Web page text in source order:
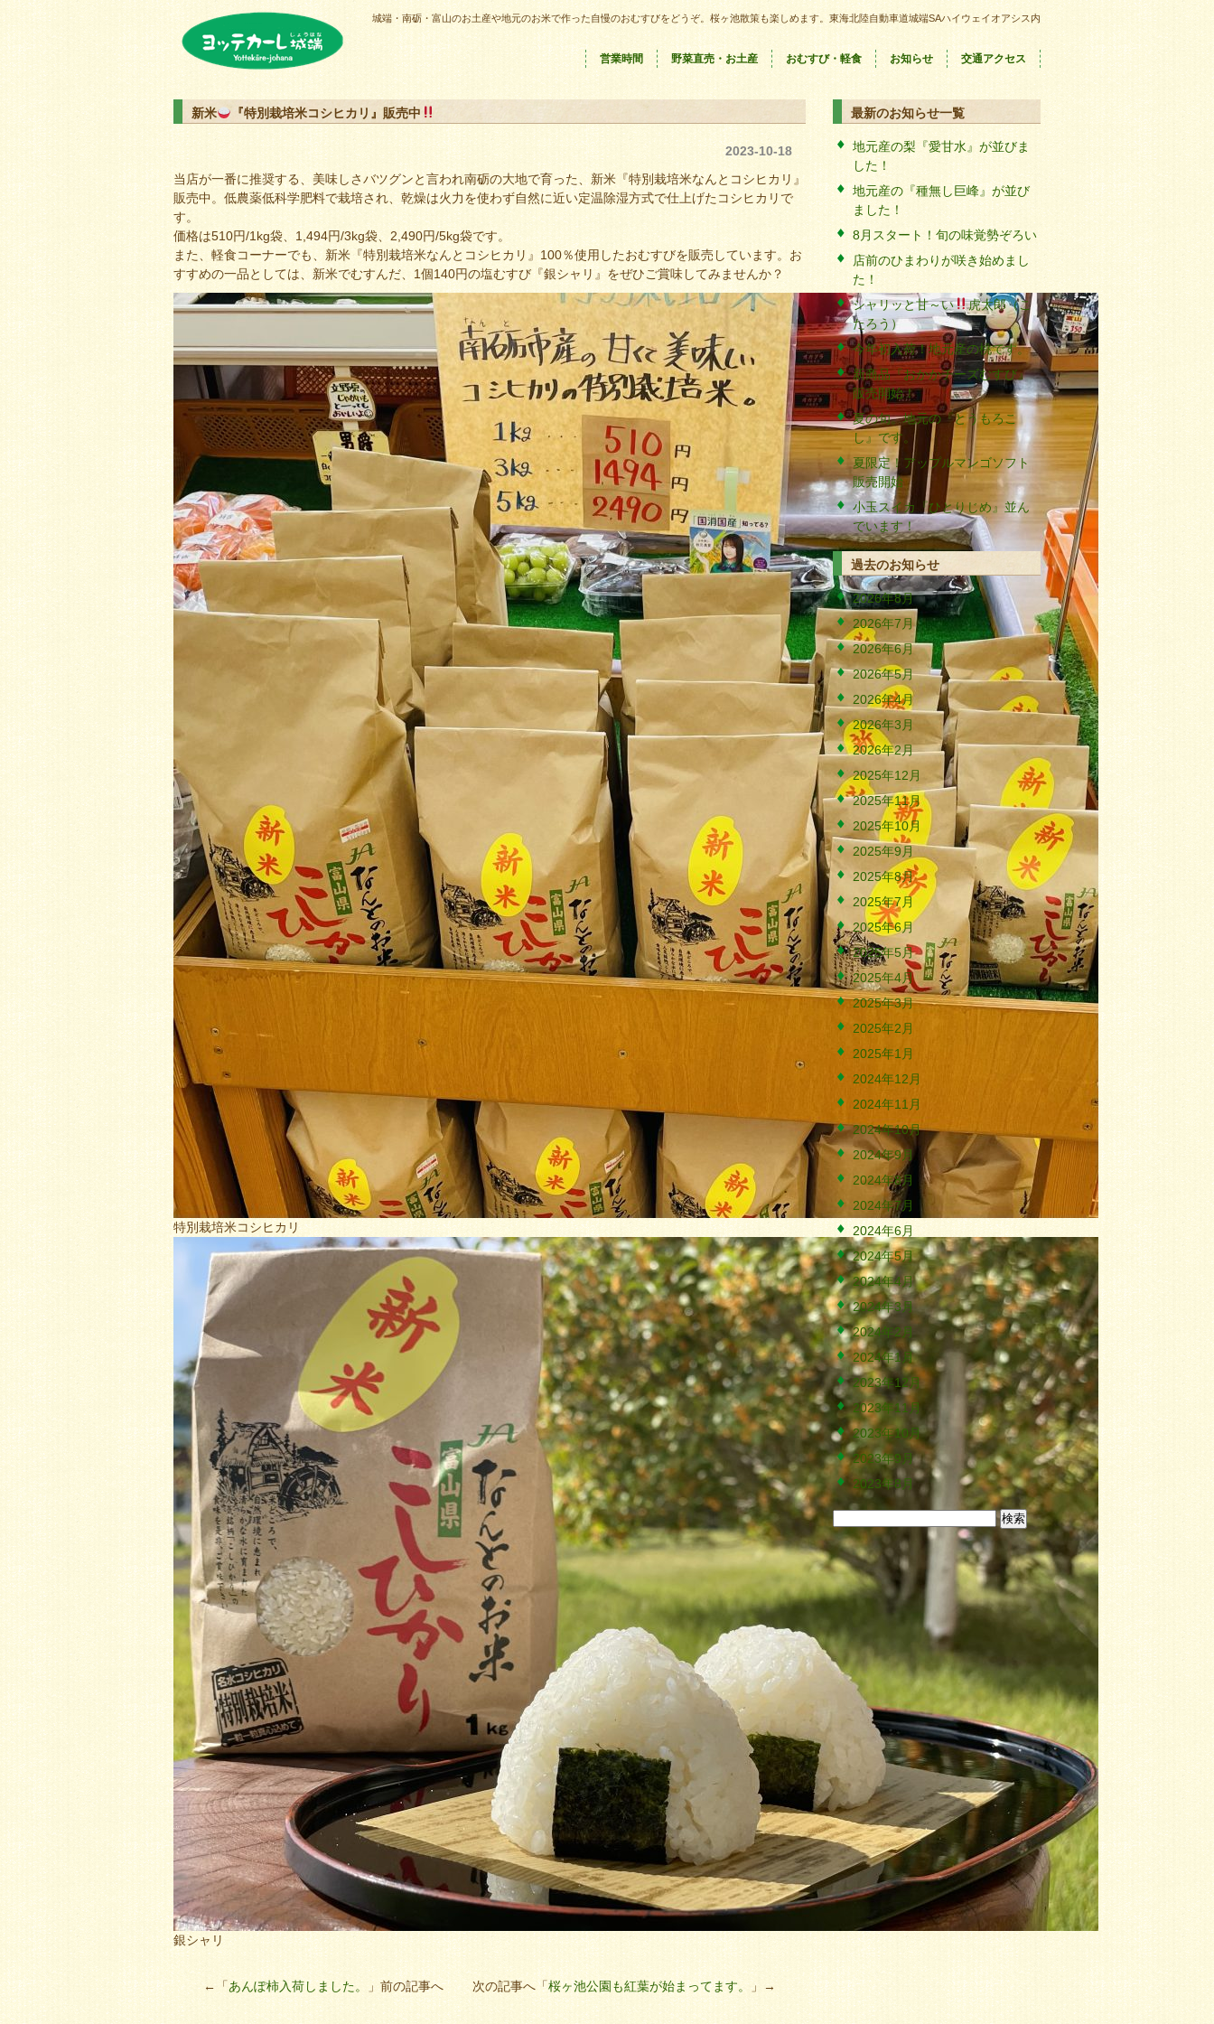
城端・南砺・富山のお土産や地元のお米で作った自慢のおむすびをどうぞ。桜ヶ池散策も楽しめます。東海北陸自動車道城端SAハイウェイオアシス内
営業時間 野菜直売・お土産 おむすび・軽食 お知らせ 交通アクセス
新米 『特別栽培米コシヒカリ』販売中
2023-10-18
当店が一番に推奨する、美味しさバツグンと言われ南砺の大地で育った、新米『特別栽培米なんとコシヒカリ』
販売中。低農薬低科学肥料で栽培され、乾燥は火力を使わず自然に近い定温除湿方式で仕上げたコシヒカリで
す。
価格は510円/1kg袋、1,494円/3kg袋、2,490円/5kg袋です。
また、軽食コーナーでも、新米『特別栽培米なんとコシヒカリ』100％使用したおむすびを販売しています。お
すすめの一品としては、新米でむすんだ、1個140円の塩むすび『銀シャリ』をぜひご賞味してみませんか？
特別栽培米コシヒカリ
銀シャリ
←「あんぽ柿入荷しました。 」前の記事へ 次の記事へ「桜ヶ池公園も紅葉が始まってます。」→
最新のお知らせ一覧
地元産の梨『愛甘水』が並びま
した！
地元産の『種無し巨峰』が並び
ました！
8月スタート！旬の味覚勢ぞろい
店前のひまわりが咲き始めまし
た！
シャリッと甘～い
虎太郎（こ
たろう）
今年初入荷！地元産の桃です。
新商品『おかかチーズむすび』
販売開始！
夏の旬。地元の『とうもろこ
し』です。
夏限定！アップルマンゴソフト
販売開始
小玉スイカ『ひとりじめ』並ん
でいます！
過去のお知らせ
2026年8月
2026年7月
2026年6月
2026年5月
2026年4月
2026年3月
2026年2月
2025年12月
2025年11月
2025年10月
2025年9月
2025年8月
2025年7月
2025年6月
2025年5月
2025年4月
2025年3月
2025年2月
2025年1月
2024年12月
2024年11月
2024年10月
2024年9月
2024年8月
2024年7月
2024年6月
2024年5月
2024年4月
2024年3月
2024年2月
2024年1月
2023年12月
2023年11月
2023年10月
2023年9月
2023年8月
索: